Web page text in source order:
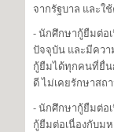
จากรัฐบาล และใ
- นักศึกษากู้ยืมต่อ
ปัจจุบัน และมีคว
กู้ยืมได้ทุกคนที่ยื่น
ดี ไม่เคยรักษาสถ
- นักศึกษากู้ยืมต่อ
กู้ยืมต่อเนื่องกับม